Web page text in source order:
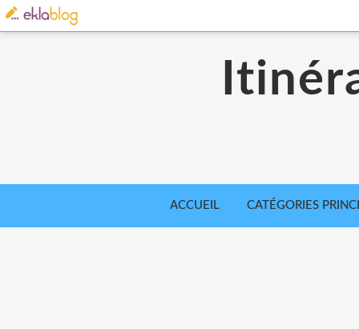
ACCUEIL CATÉGORIES